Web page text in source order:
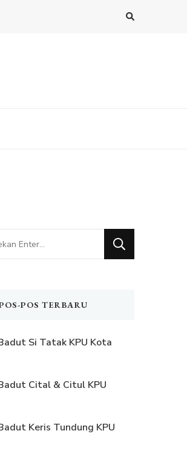
POS TERBARU
Si Tatak KPU Kota
Cital & Citul KPU
Keris Tundung KPU